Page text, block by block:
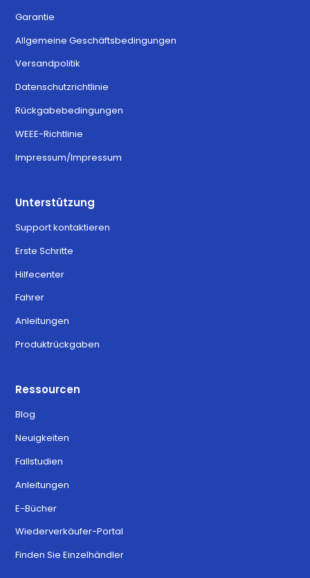
Garantie
Allgemeine Geschäftsbedingungen
Versandpolitik
Datenschutzrichtlinie
Rückgabebedingungen
WEEE-Richtlinie
Impressum/Impressum
Unterstützung
Support kontaktieren
Erste Schritte
Hilfecenter
Fahrer
Anleitungen
Produktrückgaben
Ressourcen
Blog
Neuigkeiten
Fallstudien
Anleitungen
E-Bücher
Wiederverkäufer-Portal
Finden Sie Einzelhändler